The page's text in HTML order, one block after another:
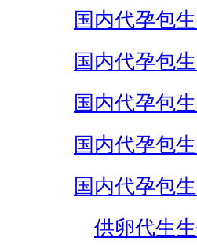
国内代孕包
国内代孕包
国内代孕包
国内代孕包
国内代孕包
供卵代生